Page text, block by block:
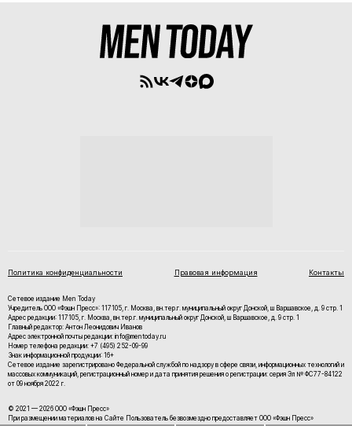
Политика конфиденциальности Правовая информация Контакты
Сетевое издание Men Today
Учредитель ООО «Фэшн Пресс»: 117105, г. Москва, вн.тер.г. муниципальный округ Донской, ш Варшавское, д. 9 стр. 1
Адрес редакции: 117105, г. Москва, вн.тер.г. муниципальный округ Донской, ш Варшавское, д. 9 стр. 1
Главный редактор: Антон Леонидович Иванов
Адрес электронной почты редакции: info@mentoday.ru
Номер телефона редакции: +7 (495) 252-09-99
Знак информационной продукции: 16+
Cетевое издание зарегистрировано Федеральной службой по надзору в сфере связи, информационных технологий и
массовых коммуникаций, регистрационный номер и дата принятия решения о регистрации: серия Эл № ФС77-84122
от 09 ноября 2022 г.
© 2021 — 2026 ООО «Фэшн Пресс»
При размещении материалов на Сайте Пользователь безвозмездно предоставляет ООО «Фэшн Пресс»